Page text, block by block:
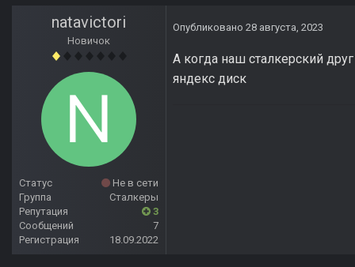
natavictori
Новичок
Статус
Не в сети
Группа
Сталкеры
Репутация
3
Сообщений
7
Регистрация
18.09.2022
Опубликовано 28 августа, 2023
А когда наш сталкерский
яндекс диск